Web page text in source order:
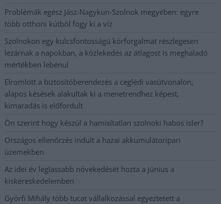
Problémák egész Jász-Nagykun-Szolnok megyében: egyre
több otthoni kútból fogy ki a víz
Szolnokon egy kulcsfontosságú körforgalmat részlegesen
lezárnak a napokban, a közlekedés az átlagost is meghaladó
mértékben lebénul
Elromlott a biztosítóberendezés a ceglédi vasútvonalon,
alapos késések alakultak ki a menetrendhez képest,
kimaradás is előfordult
Ön szerint hogy készül a hamisítatlan szolnoki habos isler?
Országos ellenőrzés indult a hazai akkumulátoripari
üzemekben
Az idei év leglassabb növekedését hozta a június a
kiskereskedelemben
Györfi Mihály több tucat vállalkozással egyeztetett a